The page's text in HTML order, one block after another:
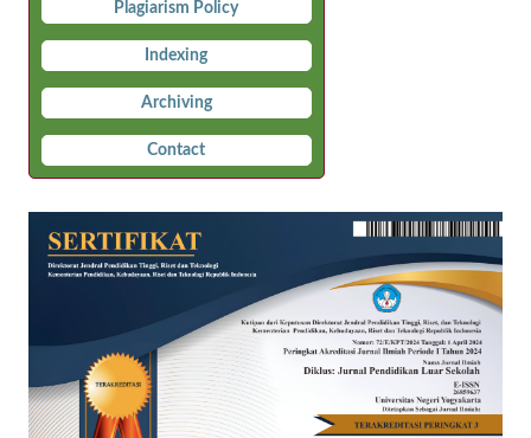
Plagiarism Policy
Indexing
Archiving
Contact